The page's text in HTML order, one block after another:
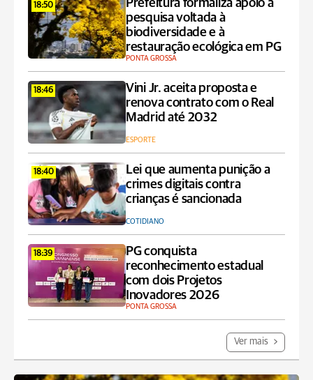
18:50
Prefeitura formaliza apoio a
pesquisa voltada à
biodiversidade e à
restauração ecológica em PG
PONTA GROSSA
18:46
Vini Jr. aceita proposta e
renova contrato com o Real
Madrid até 2032
ESPORTE
18:40
Lei que aumenta punição a
crimes digitais contra
crianças é sancionada
COTIDIANO
18:39
PG conquista
reconhecimento estadual
com dois Projetos
Inovadores 2026
PONTA GROSSA
Ver mais